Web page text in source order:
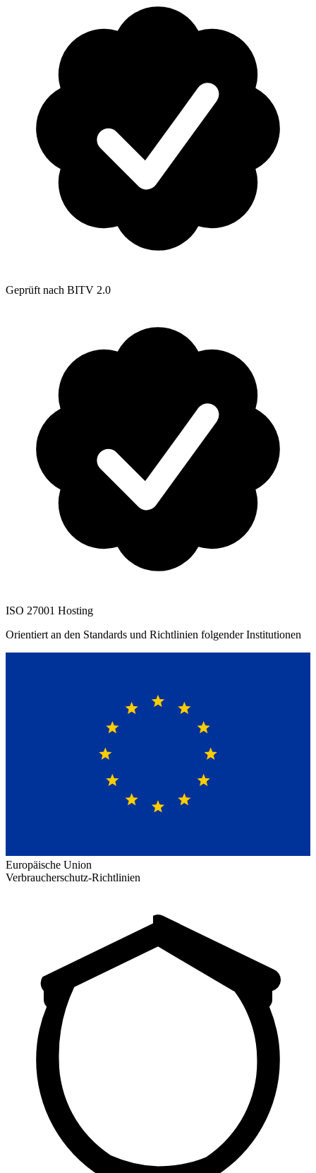
Geprüft nach BITV 2.0
ISO 27001 Hosting
Orientiert an den Standards und Richtlinien folgender Institutionen
Europäische Union
Verbraucherschutz-Richtlinien